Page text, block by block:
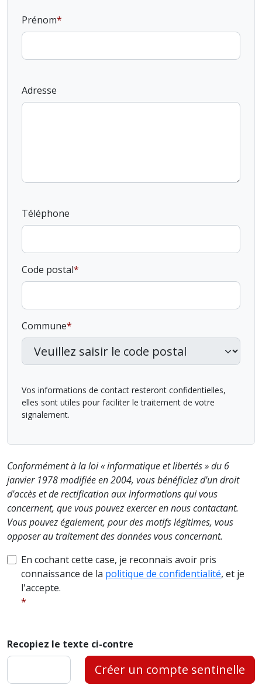
Prénom
Adresse
Téléphone
Code postal
Commune
Vos informations de contact resteront confidentielles,
elles sont utiles pour faciliter le traitement de votre
signalement.
Conformément à la loi « informatique et libertés » du 6
janvier 1978 modifiée en 2004, vous bénéficiez d'un droit
d'accès et de rectification aux informations qui vous
concernent, que vous pouvez exercer en nous contactant.
Vous pouvez également, pour des motifs légitimes, vous
opposer au traitement des données vous concernant.
En cochant cette case, je reconnais avoir pris
connaissance de la politique de confidentialité, et je
l'accepte.
Recopiez le texte ci-contre
Créer un compte sentinelle